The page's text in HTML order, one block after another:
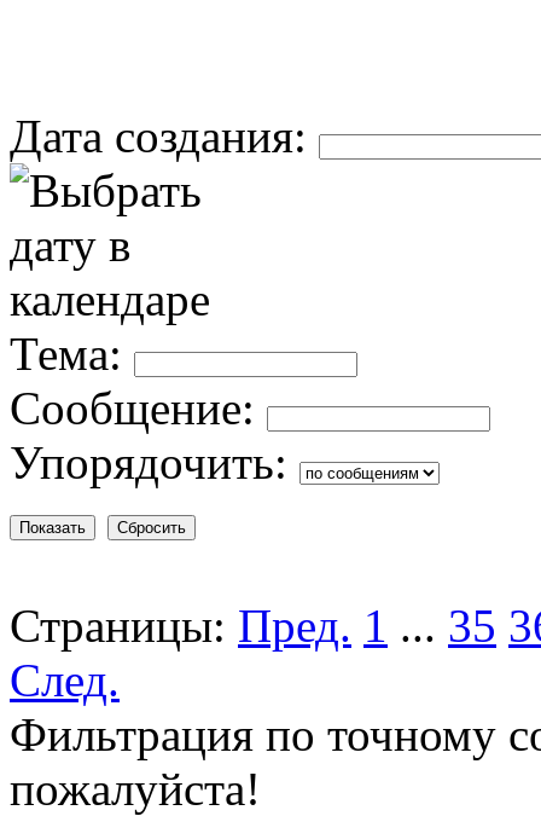
Дата создания:
Тема:
Сообщение:
Упорядочить:
Страницы: Пред. 1 ... 35
След.
Фильтрация по точному
пожалуйста!